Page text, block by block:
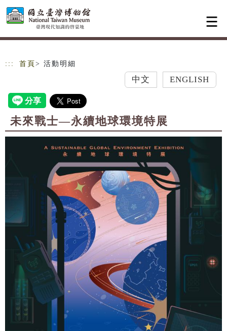
跳到主要內容
網站導覽
::: 首頁 > 活動明細
中文 ENGLISH
未來戰士—永續地球環境特展